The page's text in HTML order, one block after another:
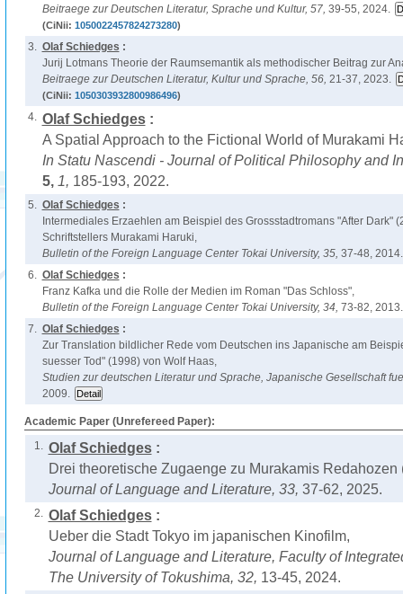
Beitraege zur Deutschen Literatur, Sprache und Kultur, 57, 39-55, 2024.
(CiNii: 1050022457824273280)
3. Olaf Schiedges :
Jurij Lotmans Theorie der Raumsemantik als methodischer Beitrag zur
Beitraege zur Deutschen Literatur, Kultur und Sprache, 56, 21-37, 2023.
(CiNii: 1050303932800986496)
4. Olaf Schiedges:
A Spatial Approach to the Fictional World of Murakami
In Statu Nascendi - Journal of Political Philosophy and
5, 1, 185-193, 2022.
5. Olaf Schiedges :
Intermediales Erzaehlen am Beispiel des Grossstadtromans "After Dark"
Schriftstellers Murakami Haruki,
Bulletin of the Foreign Language Center Tokai University, 35, 37-48, 2014.
6. Olaf Schiedges :
Franz Kafka und die Rolle der Medien im Roman "Das Schloss",
Bulletin of the Foreign Language Center Tokai University, 34, 73-82, 2013.
7. Olaf Schiedges :
Zur Translation bildlicher Rede vom Deutschen ins Japanische am
suesser Tod" (1998) von Wolf Haas,
Studien zur deutschen Literatur und Sprache, Japanische Gesellschaft
2009.
Academic Paper (Unrefereed Paper):
1. Olaf Schiedges:
Drei theoretische Zugaenge zu Murakamis Redahozen
Journal of Language and Literature, 33, 37-62, 2025.
2. Olaf Schiedges:
Ueber die Stadt Tokyo im japanischen Kinofilm,
Journal of Language and Literature, Faculty of
The University of Tokushima, 32, 13-45, 2024.